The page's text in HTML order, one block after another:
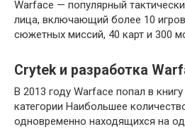
Warface — популярный
лица, включающий более 10
сюжетных миссий, 40 карт и 300
Crytek и разработка
В 2013 году Warface попал в
категории Наибольшее
одновременно находящихся на